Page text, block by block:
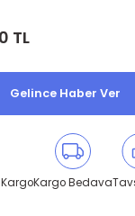
TL
Gelince Haber Ver
Kargo Bedava